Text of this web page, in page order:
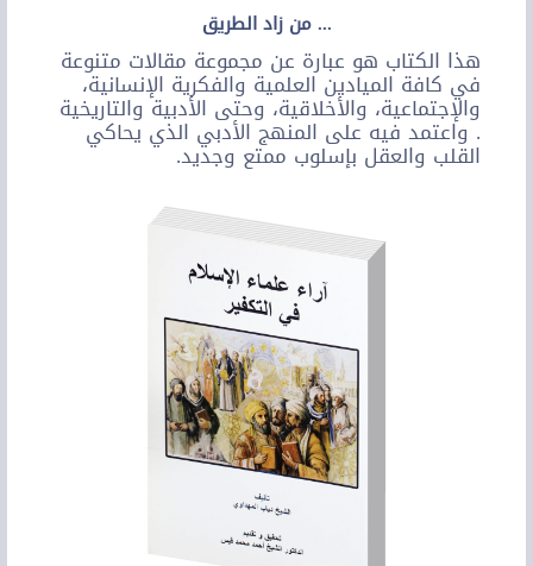
... من زاد الطريق
هذا الكتاب هو عبارة عن مجموعة مقالات متنوعة
في كافة الميادين العلمية والفكرية الإنسانية،
والإجتماعية، والأخلاقية، وحتى الأدبية والتاريخية
. واعتمد فيه على المنهج الأدبي الذي يحاكي
القلب والعقل بإسلوب ممتع وجديد.